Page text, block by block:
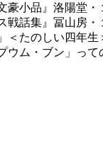
豪小品』洛陽堂・
戦話集』冨山房・
＜たのしい四年
ム・ブン」って